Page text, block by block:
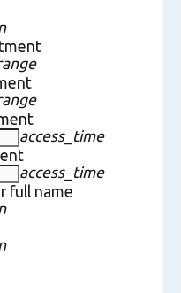
access_time
access_time
full name